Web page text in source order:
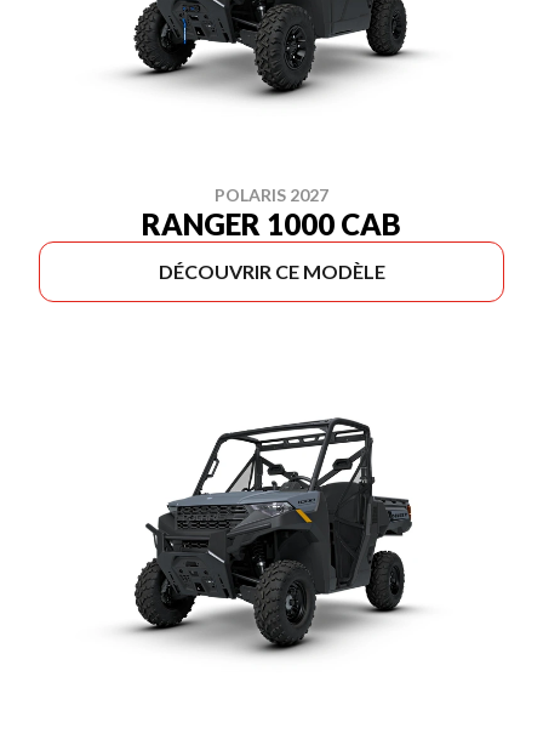
POLARIS 2027
RANGER 1000 CAB
DÉCOUVRIR CE MODÈLE